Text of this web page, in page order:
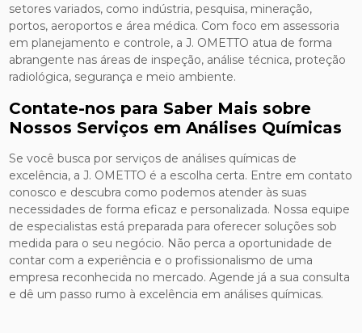
setores variados, como indústria, pesquisa, mineração,
portos, aeroportos e área médica. Com foco em assessoria
em planejamento e controle, a J. OMETTO atua de forma
abrangente nas áreas de inspeção, análise técnica, proteção
radiológica, segurança e meio ambiente.
Contate-nos para Saber Mais sobre
Nossos Serviços em Análises Químicas
Se você busca por serviços de análises químicas de
excelência, a J. OMETTO é a escolha certa. Entre em contato
conosco e descubra como podemos atender às suas
necessidades de forma eficaz e personalizada. Nossa equipe
de especialistas está preparada para oferecer soluções sob
medida para o seu negócio. Não perca a oportunidade de
contar com a experiência e o profissionalismo de uma
empresa reconhecida no mercado. Agende já a sua consulta
e dê um passo rumo à excelência em análises químicas.